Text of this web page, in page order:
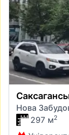
Нова
297 м2